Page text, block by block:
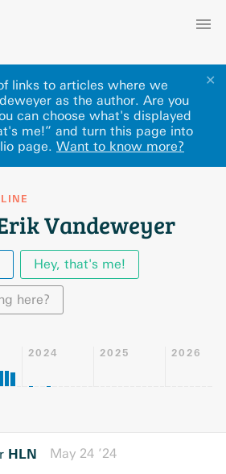
✕
links to articles where we
as the author. Are you
can choose what's displayed
me!” and turn this page into
page. Want to know more?
Vandeweyer
Hey, that's me!
here?
2024 2025 2026
HLN May 24 ’24